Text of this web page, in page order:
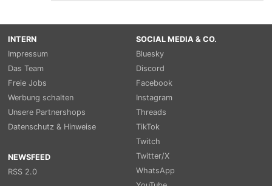
INTERN
Impressum
Das Team
Freie Jobs
Werbung schalten
Unsere Partnershops
Datenschutz & Hinweise
NEWSFEED
RSS 2.0
SOCIAL MEDIA & CO.
Bluesky
Discord
Facebook
Instagram
Threads
TikTok
Twitch
Twitter/X
WhatsApp